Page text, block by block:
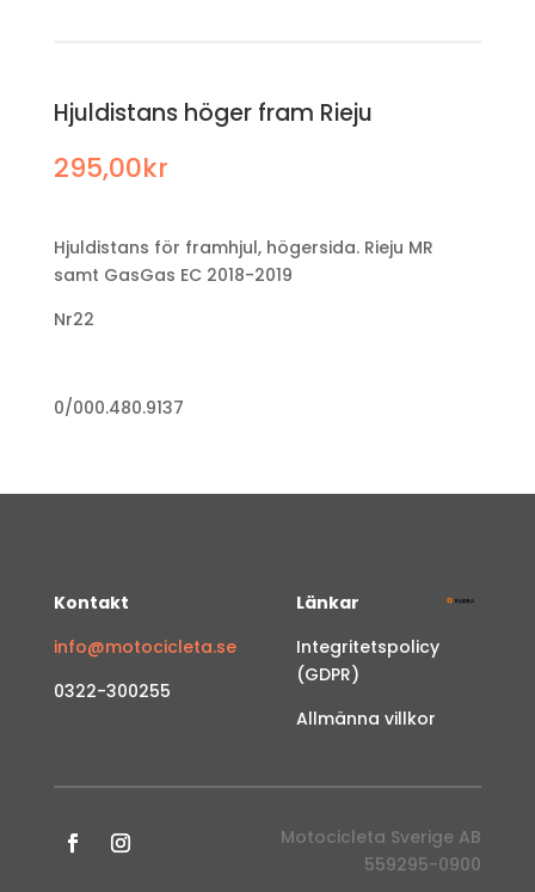
Hjuldistans höger fram Rieju
295,00kr
Hjuldistans för framhjul, högersida. Rieju MR
samt GasGas EC 2018-2019
Nr22
0/000.480.9137
Kontakt
info@motocicleta.se
0322-300255
Länkar
Integritetspolicy
(GDPR)
Allmänna villkor
Motocicleta Sverige AB
559295-0900